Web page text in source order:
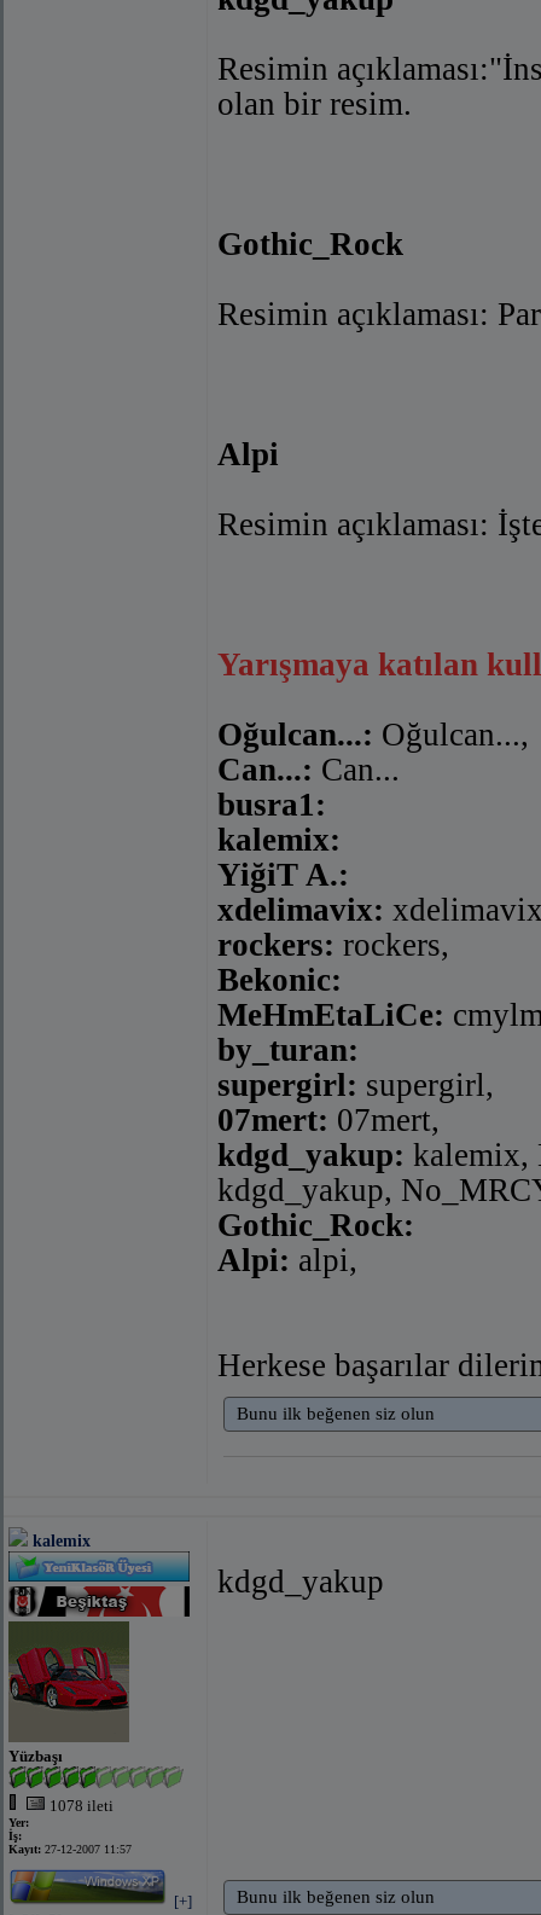
Resimin
olan bir resim.
Gothic_Rock
Resimin açıklaması:
Alpi
Resimin açıklaması:
Yarışmaya katılan
Oğulcan...: Oğulcan...,
Can...: Can...
busra1:
kalemix:
YiğiT A.:
xdelimavix:
rockers: rockers,
Bekonic:
MeHmEtaLiCe:
by_turan:
supergirl: supergirl,
07mert: 07mert,
kdgd_yakup: kalemix,
kdgd_yakup,
Gothic_Rock:
Alpi: alpi,
Herkese başarılar
Bunu ilk beğenen siz olun
kalemix
Yüzbaşı
1078 ileti
Yer:
İş:
Kayıt: 27-12-2007 11:57
[+]
kdgd_yakup
Bunu ilk beğenen siz olun